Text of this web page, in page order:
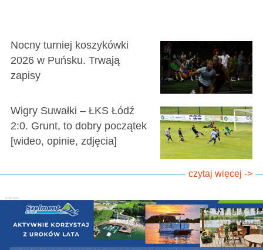
Nocny turniej koszykówki
2026 w Puńsku. Trwają
zapisy
Wigry Suwałki – ŁKS Łódź
2:0. Grunt, to dobry początek
[wideo, opinie, zdjęcia]
czytaj więcej ->